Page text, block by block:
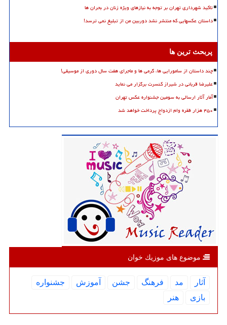
تاکید شهرداری تهران بر توجه به نیازهای ویژه زنان در بحران ها
داستان عکسهایی که منتشر نشد دوربین من از تبلیغ نمی ترسد!
پربحث ترین ها
چند داستان از سامورایی ها، گرمی ها و ماجرای هفت سال دوری از موسیقی!
علیرضا قربانی در شیراز کنسرت برگزار می نماید
آمار آثار ارسالی به سومین جشنواره عکس تهران
۴۵۰ هزار فقره وام ازدواج پرداخت خواهد شد
موضوع های موزیك خوان
آثار مد فرهنگ جشن آموزش
جشنواره
بازی
هنر